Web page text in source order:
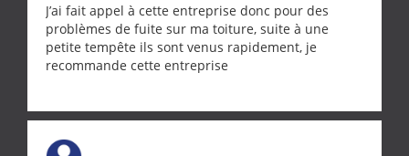
J’ai fait appel à cette entreprise donc pour des
problèmes de fuite sur ma toiture, suite à une
petite tempête ils sont venus rapidement, je
recommande cette entreprise